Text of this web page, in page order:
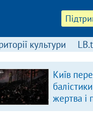
культури
Київ
жертва і